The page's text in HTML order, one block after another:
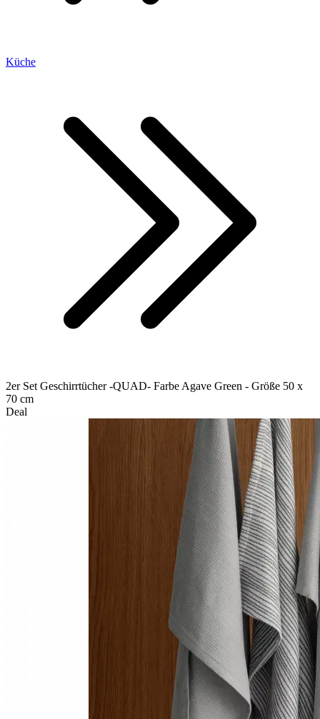
Küche
2er Set Geschirrtücher -QUAD- Farbe Agave Green - Größe 50 x
70 cm
Deal